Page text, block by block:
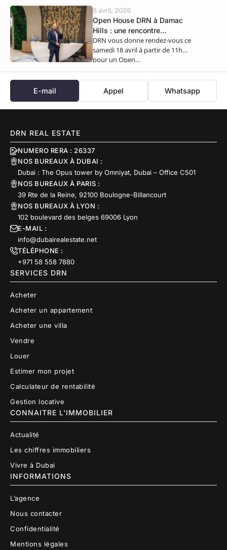
6 avril, 2026
Open House DRN à Damac
Hills : une rencontre
exclusive ce samedi 18 avril
DRN vous donne rendez-vous ce
samedi 18 avril à partir de 11h
pour un Open…
E-mail Appel Whatsapp
DRN REAL ESTATE
NUMERO RERA : 26337
NOS BUREAUX À DUBAI :
Dubai : The Opus tower by Omniyat, Dubai – Office C501
NOS BUREAUX À PARIS :
39 Rte de la Reine, 92100 Boulogne-Billancourt
NOS BUREAUX À LYON :
102 boulevard des belges 69006 Lyon
E-MAIL :
info@dubairealestate.net
TÉLÉPHONE :
+971 58 558 7880
SERVICES DRN
Acheter
Acheter un appartement
Acheter une villa
Vendre
Louer
Estimer mon projet
Calculateur de rentabilité
Gestion locative
CONNAITRE L'IMMOBILIER
Actualité
Les chiffres immobiliers
Vivre à Dubai
INFORMATIONS
L’agence
Nous contacter
Confidentialité
Mentions légales